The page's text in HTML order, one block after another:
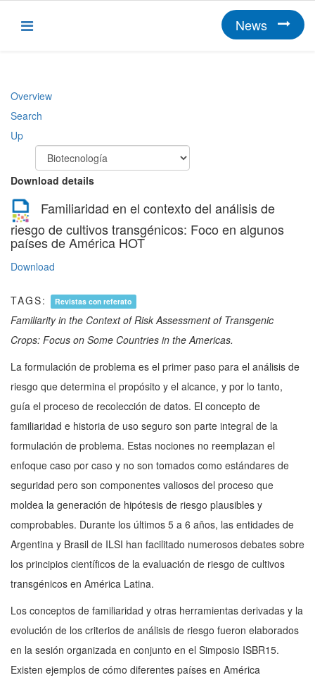
News
Overview
Search
Up
Download details
Familiaridad en el contexto del análisis de
riesgo de cultivos transgénicos: Foco en algunos
países de América HOT
Download
TAGS: Revistas con referato
Familiarity in the Context of Risk Assessment of Transgenic
Crops: Focus on Some Countries in the Americas.
La formulación de problema es el primer paso para el análisis de
riesgo que determina el propósito y el alcance, y por lo tanto,
guía el proceso de recolección de datos. El concepto de
familiaridad e historia de uso seguro son parte integral de la
formulación de problema. Estas nociones no reemplazan el
enfoque caso por caso y no son tomados como estándares de
seguridad pero son componentes valiosos del proceso que
moldea la generación de hipótesis de riesgo plausibles y
comprobables. Durante los últimos 5 a 6 años, las entidades de
Argentina y Brasil de ILSI han facilitado numerosos debates sobre
los principios científicos de la evaluación de riesgo de cultivos
transgénicos en América Latina.
Los conceptos de familiaridad y otras herramientas derivadas y la
evolución de los criterios de análisis de riesgo fueron elaborados
en la sesión organizada en conjunto en el Simposio ISBR15.
Existen ejemplos de cómo diferentes países en América